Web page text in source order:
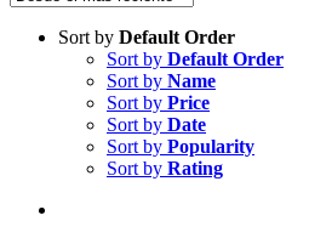
Sort by Default Order
Sort by Default Order
Sort by Name
Sort by Price
Sort by Date
Sort by Popularity
Sort by Rating